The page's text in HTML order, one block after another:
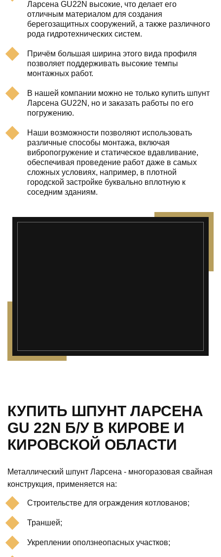
Ларсена GU22N высокие, что делает его
отличным материалом для создания
берегозащитных сооружений, а также различного
рода гидротехнических систем.
Причём большая ширина этого вида профиля
позволяет поддерживать высокие темпы
монтажных работ.
В нашей компании можно не только купить шпунт
Ларсена GU22N, но и заказать работы по его
погружению.
Наши возможности позволяют использовать
различные способы монтажа, включая
вибропогружение и статическое вдавливание,
обеспечивая проведение работ даже в самых
сложных условиях, например, в плотной
городской застройке буквально вплотную к
соседним зданиям.
КУПИТЬ ШПУНТ ЛАРСЕНА
GU 22N Б/У В КИРОВЕ И
КИРОВСКОЙ ОБЛАСТИ
Металлический шпунт Ларсена - многоразовая свайная
конструкция, применяется на:
Строительстве для ограждения котлованов;
Траншей;
Укреплении оползнеопасных участков;